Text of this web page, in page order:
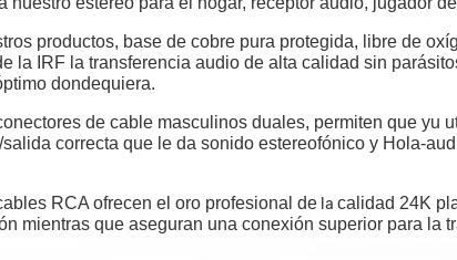
productos, base de cobre pura protegida, libre de
la IRF la transferencia audio de alta calidad sin
dondequiera.
de cable masculinos duales, permiten que
correcta que le da sonido estereofónico y Hola-
RCA ofrecen el oro profesional de la calidad 24K
mientras que aseguran una conexión superior para la